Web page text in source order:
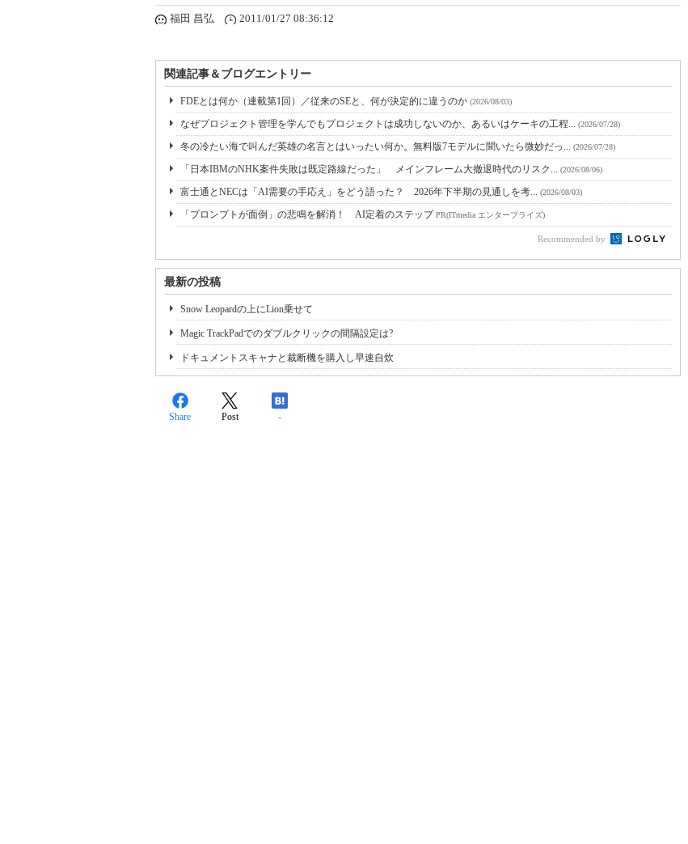
福田 昌弘 2011/01/27 08:36:12
関連記事＆ブログエントリー
FDEとは何か（連載第1回）／従来のSEと、何が決定的に違うのか (2026/08/03)
なぜプロジェクト管理を学んでもプロジェクトは成功しないのか、あるいはケーキの工程... (2026/07/28)
冬の冷たい海で叫んだ英雄の名言とはいったい何か。無料版7モデルに聞いたら微妙だっ... (2026/07/28)
「日本IBMのNHK案件失敗は既定路線だった」 メインフレーム大撤退時代のリスク... (2026/08/06)
富士通とNECは「AI需要の手応え」をどう語った？ 2026年下半期の見通しを考... (2026/08/03)
「プロンプトが面倒」の悲鳴を解消！ AI定着のステップPR(ITmedia エンタープライズ)
Recommended by
最新の投稿
Snow Leopardの上にLion乗せて
Magic TrackPadでのダブルクリックの間隔設定は?
ドキュメントスキャナと裁断機を購入し早速自炊
Share Post -